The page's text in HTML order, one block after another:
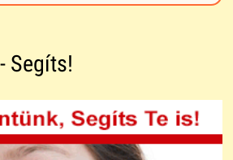
Segíts!